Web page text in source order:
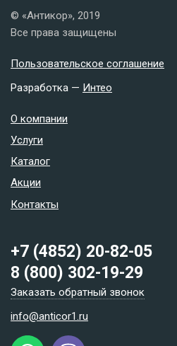
© «Антикор», 2019
Все права защищены
Пользовательское соглашение
Разработка — Интео
О компании
Услуги
Каталог
Акции
Контакты
+7 (4852) 20-82-05
8 (800) 302-19-29
Заказать обратный звонок
info@anticor1.ru